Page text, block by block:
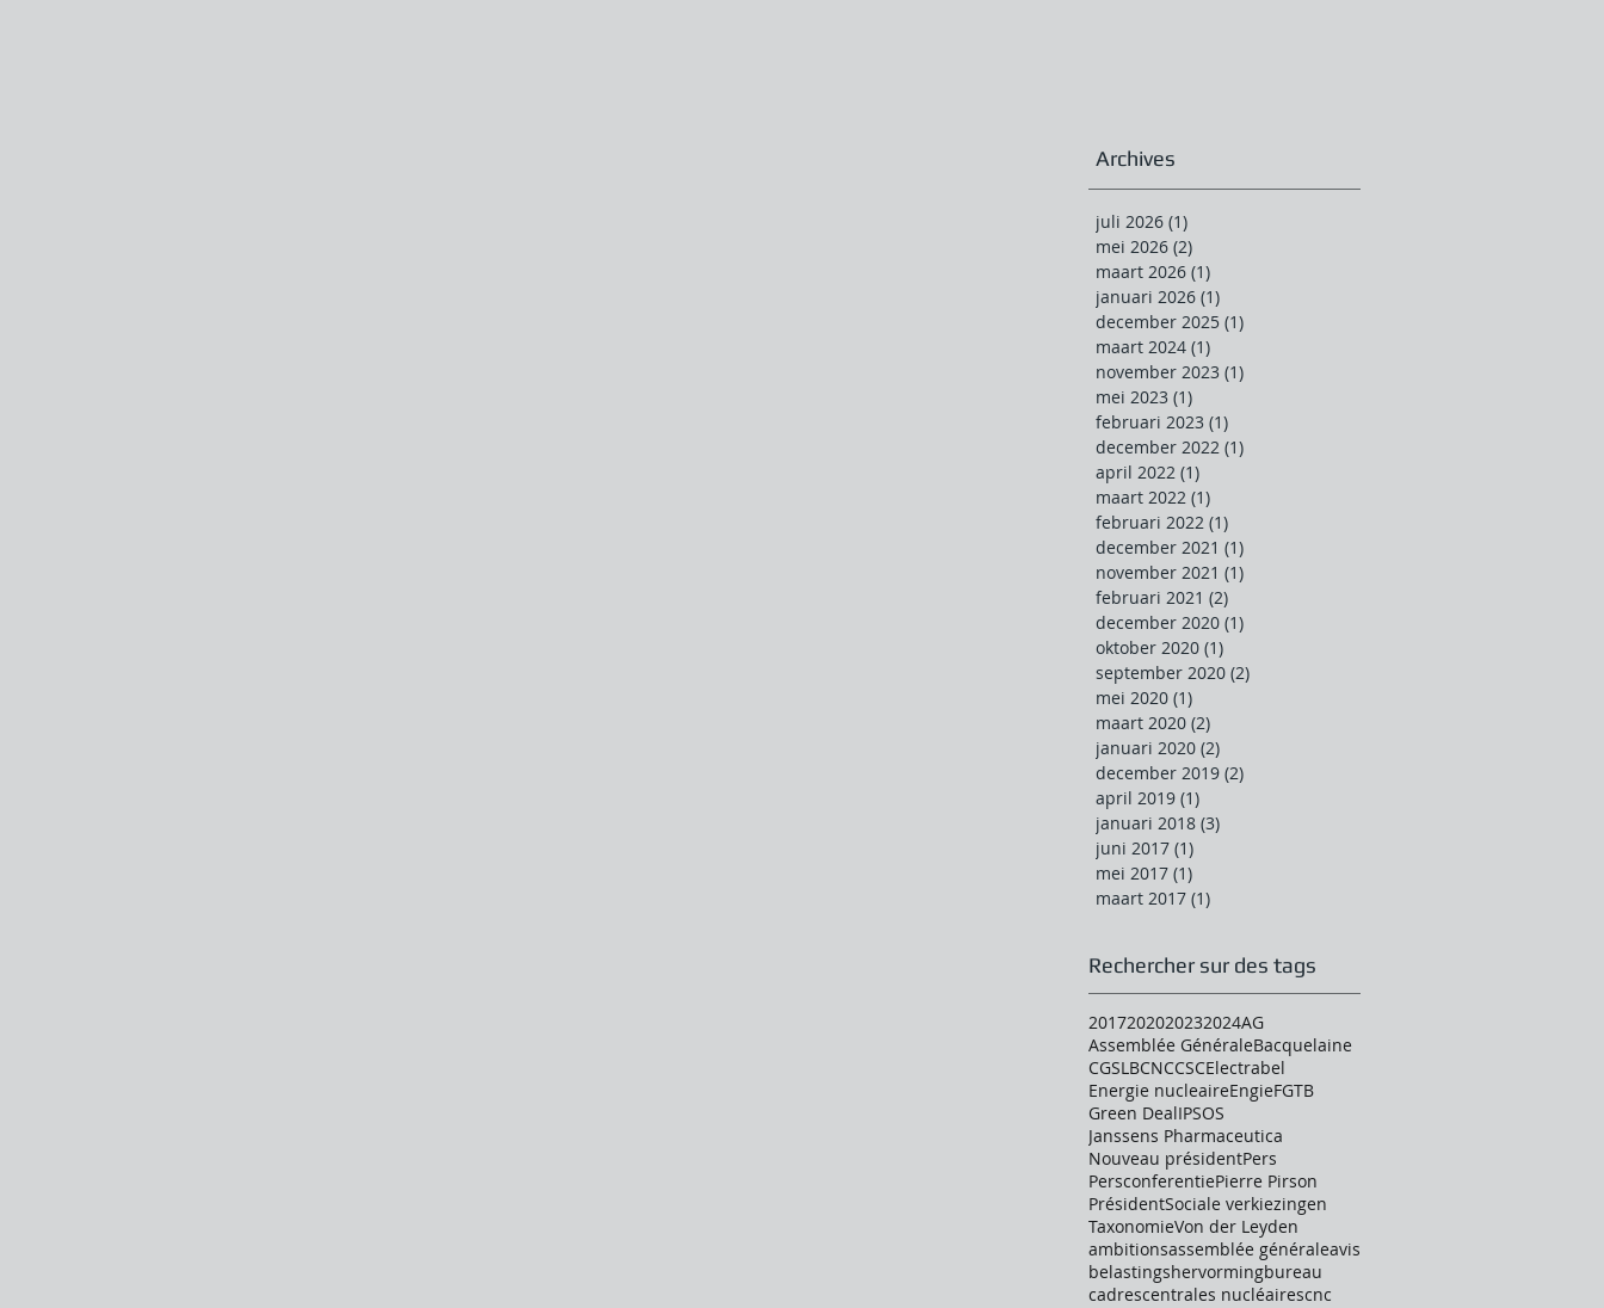
Archives
juli 2026 (1)
mei 2026 (2)
maart 2026 (1)
januari 2026 (1)
december 2025 (1)
maart 2024 (1)
november 2023 (1)
mei 2023 (1)
februari 2023 (1)
december 2022 (1)
april 2022 (1)
maart 2022 (1)
februari 2022 (1)
december 2021 (1)
november 2021 (1)
februari 2021 (2)
december 2020 (1)
oktober 2020 (1)
september 2020 (2)
mei 2020 (1)
maart 2020 (2)
januari 2020 (2)
december 2019 (2)
april 2019 (1)
januari 2018 (3)
juni 2017 (1)
mei 2017 (1)
maart 2017 (1)
Rechercher sur des tags
2017202020232024AG
Assemblée GénéraleBacquelaine
CGSLBCNCCSCElectrabel
Energie nucleaireEngieFGTB
Green DealIPSOS
Janssens Pharmaceutica
Nouveau présidentPers
PersconferentiePierre Pirson
PrésidentSociale verkiezingen
TaxonomieVon der Leyden
ambitionsassemblée généraleavis
belastingshervormingbureau
cadrescentrales nucléairescnc